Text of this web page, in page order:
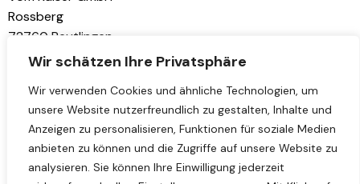
Wir schätzen Ihre Privatsphäre
Wir verwenden Cookies und ähnliche Technologien, um
unsere Website nutzerfreundlich zu gestalten, Inhalte und
Anzeigen zu personalisieren, Funktionen für soziale Medien
anbieten zu können und die Zugriffe auf unsere Website zu
analysieren. Sie können Ihre Einwilligung jederzeit
Rossberg
72760 Reutlingen
kontakt@rossberg-catering.de
Links
Home
Über uns
Folge uns
Instagram
LinkedIn